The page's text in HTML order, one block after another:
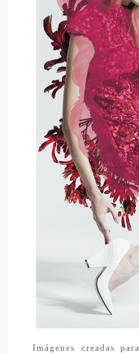
Imágenes creadas